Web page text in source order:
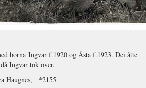
borna Ingvar f.1920 og Åsta f.1923. Dei åtte
Ingvar tok over.
Haugnes, *2155